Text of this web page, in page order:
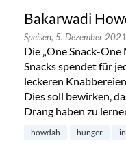
Bakarwadi
Speisen, 5. Dezember 2021
Die „One Snack-
Snacks spendet für
leckeren
Dies soll bewirken,
Drang haben zu
howdah hunger